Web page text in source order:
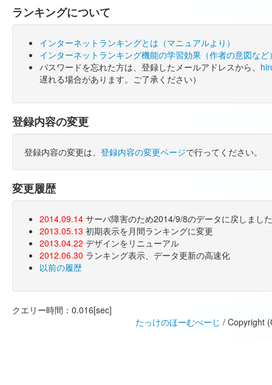
ランキングについて
インターネットランキングとは（マニュアルより）
インターネットランキング機能の学習効果（作者の意図など
パスワードを忘れた方は、登録したメールアドレスから、
遅れる場合があります。ご了承ください）
登録内容の変更
登録内容の変更は、 登録内容の変更ページで行ってください。
変更履歴
2014.09.14 サーバ障害のため2014/9/8のデータに戻しまし
2013.05.13 初期表示を月間ランキングに変更
2013.04.22 デザインをリニューアル
2012.06.30 ランキング表示、データ更新の高速化
以前の履歴
クエリー時間：0.016[sec]
たっけのほーむぺーじ / Copyright